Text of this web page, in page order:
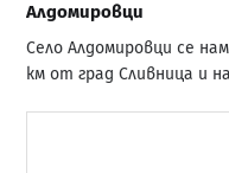
Алдомировци
Село Алдомировци се
км от град Сливница и